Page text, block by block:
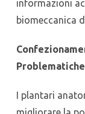
informazioni
biomeccanica
Problematiche
I plantari